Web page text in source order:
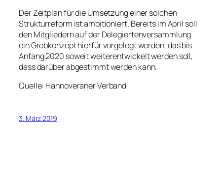
Der Zeitplan für die Umsetzung einer solchen
Strukturreform ist ambitioniert. Bereits im April soll
den Mitgliedern auf der Delegiertenversammlung
ein Grobkonzept hierfür vorgelegt werden, das bis
Anfang 2020 soweit weiterentwickelt werden soll,
dass darüber abgestimmt werden kann.
Quelle: Hannoveraner Verband
3. März 2019